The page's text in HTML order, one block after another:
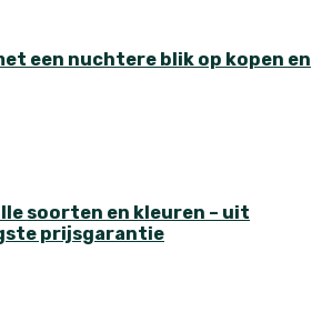
een nuchtere blik op kopen en
soorten en kleuren – uit
prijsgarantie